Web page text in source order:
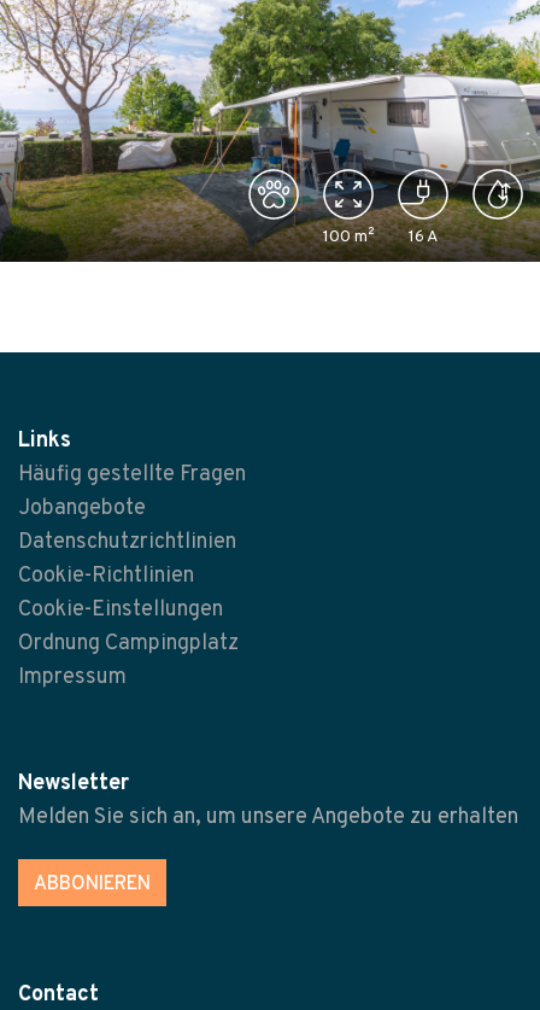
100m² 16A
Links
Häufig gestellte Fragen
Jobangebote
Datenschutzrichtlinien
Cookie-Richtlinien
Cookie-Einstellungen
Ordnung Campingplatz
Impressum
Newsletter
Melden Sie sich an, um unsere Angebote zu erhalten
ABBONIEREN
Contact